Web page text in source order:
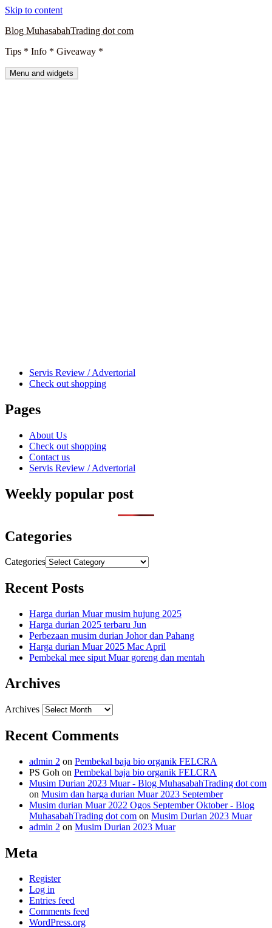
Skip to content
Blog MuhasabahTrading dot com
Tips * Info * Giveaway *
Menu and widgets
Servis Review / Advertorial
Check out shopping
Pages
About Us
Check out shopping
Contact us
Servis Review / Advertorial
Weekly popular post
Categories
Categories
Recent Posts
Harga durian Muar musim hujung 2025
Harga durian 2025 terbaru Jun
Perbezaan musim durian Johor dan Pahang
Harga durian Muar 2025 Mac April
Pembekal mee siput Muar goreng dan mentah
Archives
Archives
Recent Comments
admin 2 on Pembekal baja bio organik FELCRA
PS Goh on Pembekal baja bio organik FELCRA
Musim Durian 2023 Muar - Blog MuhasabahTrading dot com
on Musim dan harga durian Muar 2023 September
Musim durian Muar 2022 Ogos September Oktober - Blog
MuhasabahTrading dot com on Musim Durian 2023 Muar
admin 2 on Musim Durian 2023 Muar
Meta
Register
Log in
Entries feed
Comments feed
WordPress.org